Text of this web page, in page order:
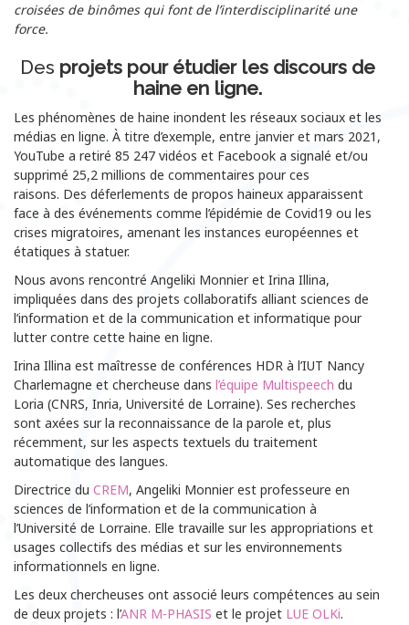
croisées de binômes qui font de l’interdisciplinarité une
force.
Des projets pour étudier les discours de
haine en ligne.
Les phénomènes de haine inondent les réseaux sociaux et les
médias en ligne. À titre d’exemple, entre janvier et mars 2021,
YouTube a retiré 85 247 vidéos et Facebook a signalé et/ou
supprimé 25,2 millions de commentaires pour ces
raisons. Des déferlements de propos haineux apparaissent
face à des événements comme l’épidémie de Covid19 ou les
crises migratoires, amenant les instances européennes et
étatiques à statuer.
Nous avons rencontré Angeliki Monnier et Irina Illina,
impliquées dans des projets collaboratifs alliant sciences de
l’information et de la communication et informatique pour
lutter contre cette haine en ligne.
Irina Illina est maîtresse de conférences HDR à l’IUT Nancy
Charlemagne et chercheuse dans l’équipe Multispeech du
Loria (CNRS, Inria, Université de Lorraine). Ses recherches
sont axées sur la reconnaissance de la parole et, plus
récemment, sur les aspects textuels du traitement
automatique des langues.
Directrice du CREM, Angeliki Monnier est professeure en
sciences de l’information et de la communication à
l’Université de Lorraine. Elle travaille sur les appropriations et
usages collectifs des médias et sur les environnements
informationnels en ligne.
Les deux chercheuses ont associé leurs compétences au sein
de deux projets : l’ANR M-PHASIS et le projet LUE OLKi.